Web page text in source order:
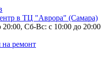
в ТЦ "Аврора" (Самара)
Сб-Вс: с 10:00 до 20:00
на ремонт